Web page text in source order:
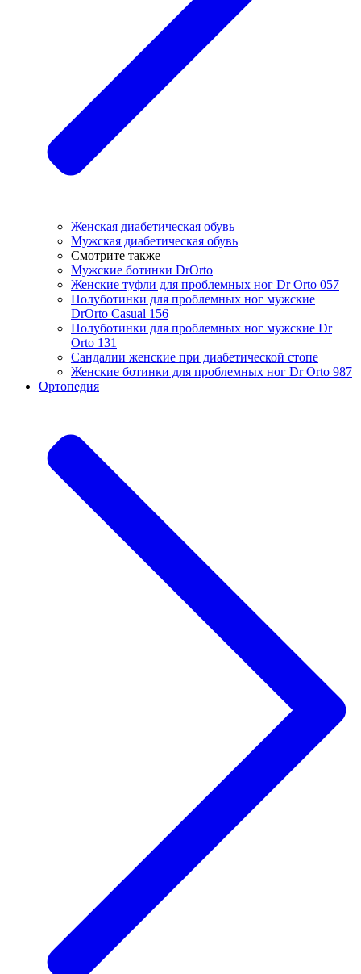
Женская диабетическая обувь
Мужская диабетическая обувь
Смотрите также
Мужские ботинки DrOrto
Женские туфли для проблемных ног Dr Orto 057
Полуботинки для проблемных ног мужские
DrOrto Casual 156
Полуботинки для проблемных ног мужские Dr
Orto 131
Сандалии женские при диабетической стопе
Женские ботинки для проблемных ног Dr Orto 987
Ортопедия